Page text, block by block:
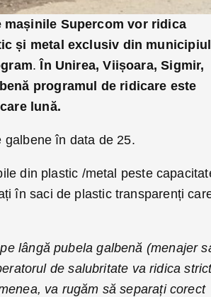
mașinile Supercom vor ridica
și metal exclusiv din municipiul
.În Unirea, Viișoara, Sigmir,
programul de ridicare este
lună.
galbene în data de 25.
din plastic /metal peste
în saci de plastic transparenți
lângă pubela galbenă (menajer
de salubritate va ridica
va rugăm să separați corect